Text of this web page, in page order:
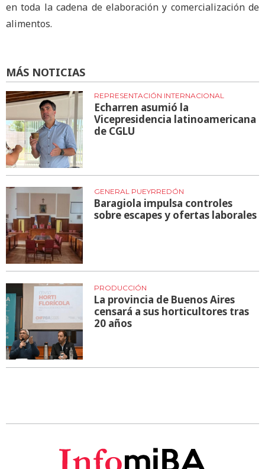
en toda la cadena de elaboración y comercialización de
alimentos.
MÁS NOTICIAS
REPRESENTACIÓN INTERNACIONAL
Echarren asumió la
Vicepresidencia latinoamericana
de CGLU
GENERAL PUEYRREDÓN
Baragiola impulsa controles
sobre escapes y ofertas laborales
PRODUCCIÓN
La provincia de Buenos Aires
censará a sus horticultores tras
20 años